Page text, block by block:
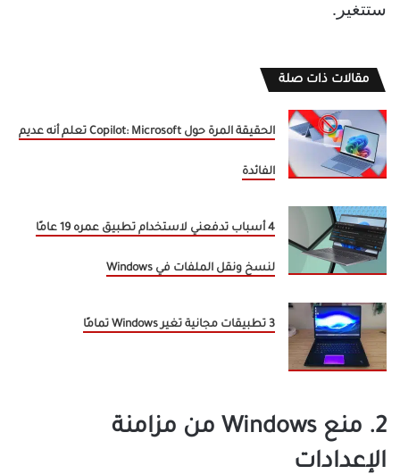
ستتغير.
مقالات ذات صلة
الحقيقة المرة حول Copilot: Microsoft تعلم أنه عديم
الفائدة
4 أسباب تدفعني لاستخدام تطبيق عمره 19 عامًا
لنسخ ونقل الملفات في Windows
3 تطبيقات مجانية تغير Windows تمامًا
2. منع Windows من مزامنة
الإعدادات